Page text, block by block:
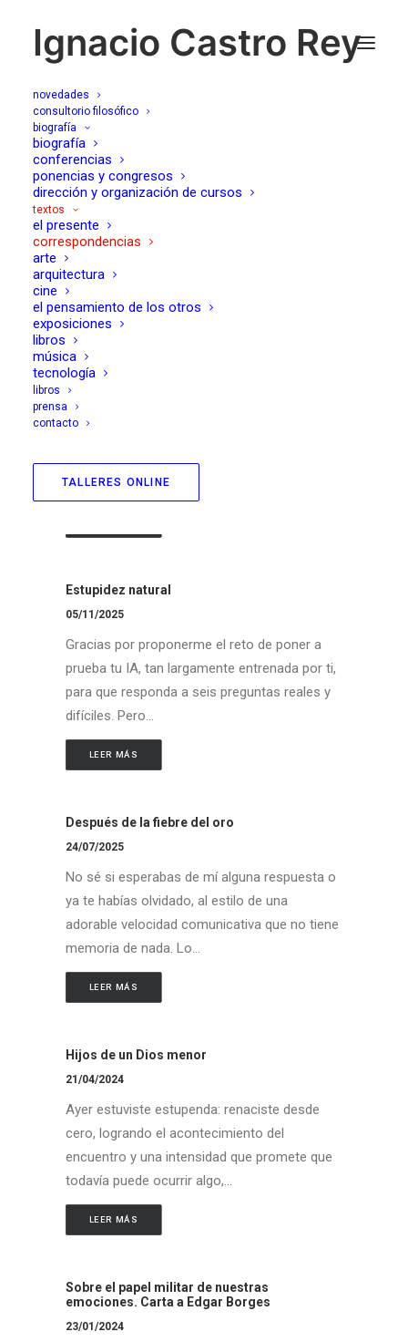
Ignacio Castro Rey
novedades
consultorio filosófico
biografía
biografía
conferencias
ponencias y congresos
dirección y organización de cursos
textos
el presente
correspondencias
arte
arquitectura
cine
el pensamiento de los otros
exposiciones
libros
música
tecnología
libros
prensa
contacto
TALLERES ONLINE
correspondencias
Algunas cartas sobre la mesa
18/02/2026
Ya te decía que eres de lo que no hay. Tu
tiempos sectarios, de exclusivismo partidista,
de…
Estupidez natural
05/11/2025
Gracias por proponerme el reto de poner a
prueba tu IA, tan largamente entrenada por ti,
para que responda a seis preguntas reales y
difíciles. Pero…
LEER MÁS
Después de la fiebre del oro
24/07/2025
No sé si esperabas de mí alguna respuesta o
ya te habías olvidado, al estilo de una
adorable velocidad comunicativa que no tiene
memoria de nada. Lo…
LEER MÁS
Hijos de un Dios menor
21/04/2024
Ayer estuviste estupenda: renaciste desde
cero, logrando el acontecimiento del
encuentro y una intensidad que promete que
todavía puede ocurrir algo,…
LEER MÁS
Sobre el papel militar de nuestras
emociones. Carta a Edgar Borges
23/01/2024